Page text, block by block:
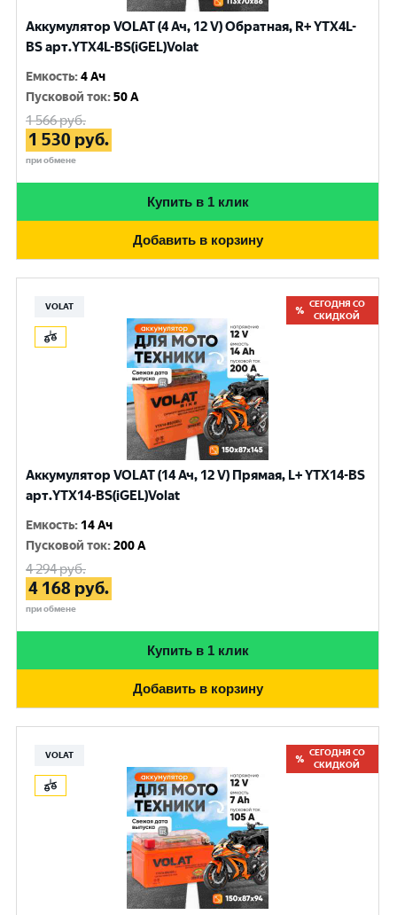
Аккумулятор VOLAT (4 Ач, 12 V) Обратная, R+ YTX4L-
BS арт.YTX4L-BS(iGEL)Volat
Емкость:4 Ач
Пусковой ток:50 A
1 566руб.
1 530 руб.
при обмене
Купить в 1 клик
Добавить в корзину
VOLAT
СЕГОДНЯ СО
СКИДКОЙ
Аккумулятор VOLAT (14 Ач, 12 V) Прямая, L+ YTX14-BS
арт.YTX14-BS(iGEL)Volat
Емкость: 14 Ач
Пусковой ток:200 A
4 294руб.
4 168 руб.
при обмене
Купить в 1 клик
Добавить в корзину
VOLAT
СЕГОДНЯ СО
СКИДКОЙ